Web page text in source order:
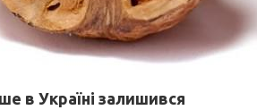
в Україні залишився